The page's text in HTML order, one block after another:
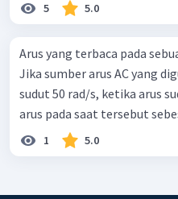
5 5.0
Arus yang terbaca pada
Jika sumber arus AC yang
sudut 50 rad/s, ketika arus
arus pada saat tersebut
1 5.0